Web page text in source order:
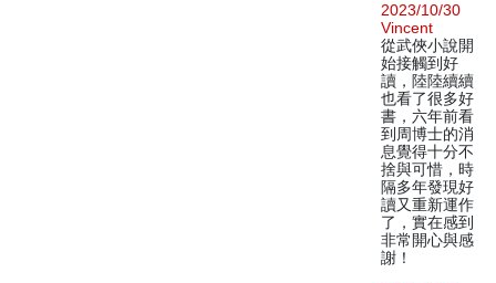
2023/10/30
Vincent
從武俠小說開
始接觸到好
讀，陸陸續續
也看了很多好
書，六年前看
到周博士的消
息覺得十分不
捨與可惜，時
隔多年發現好
讀又重新運作
了，實在感到
非常開心與感
謝！